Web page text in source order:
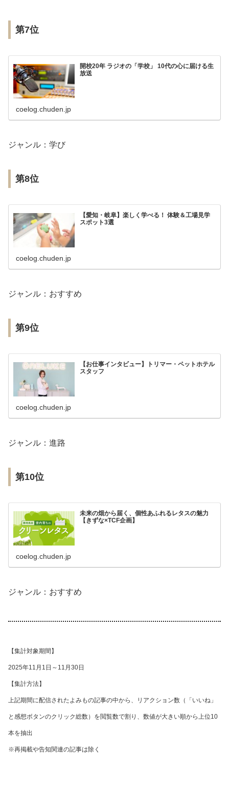
第7位
開校20年 ラジオの「学校」 10代の心に届ける生
放送
coelog.chuden.jp
ジャンル：学び
第8位
【愛知・岐阜】楽しく学べる！ 体験＆工場見学
スポット3選
coelog.chuden.jp
ジャンル：おすすめ
第9位
【お仕事インタビュー】トリマー・ペットホテル
スタッフ
coelog.chuden.jp
ジャンル：進路
第10位
未来の畑から届く、個性あふれるレタスの魅力
【きずな×TCF企画】
coelog.chuden.jp
ジャンル：おすすめ
【集計対象期間】
2025年11月1日～11月30日
【集計方法】
上記期間に配信されたよみもの記事の中から、リアクション数（「いいね」
と感想ボタンのクリック総数）を閲覧数で割り、数値が大きい順から上位10
本を抽出
※再掲載や告知関連の記事は除く